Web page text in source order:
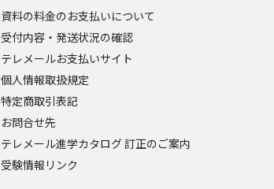
資料の料金のお支払いについて
受付内容・発送状況の確認
テレメールお支払いサイト
個人情報取扱規定
特定商取引表記
お問合せ先
テレメール進学カタログ 訂正のご案内
受験情報リンク